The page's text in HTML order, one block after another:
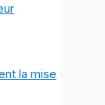
la mise